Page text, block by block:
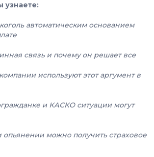
узнаете:
автоматическим основанием
связь и почему он решает все
используют этот аргумент в
и КАСКО ситуации могут
опьянении можно получить страховое